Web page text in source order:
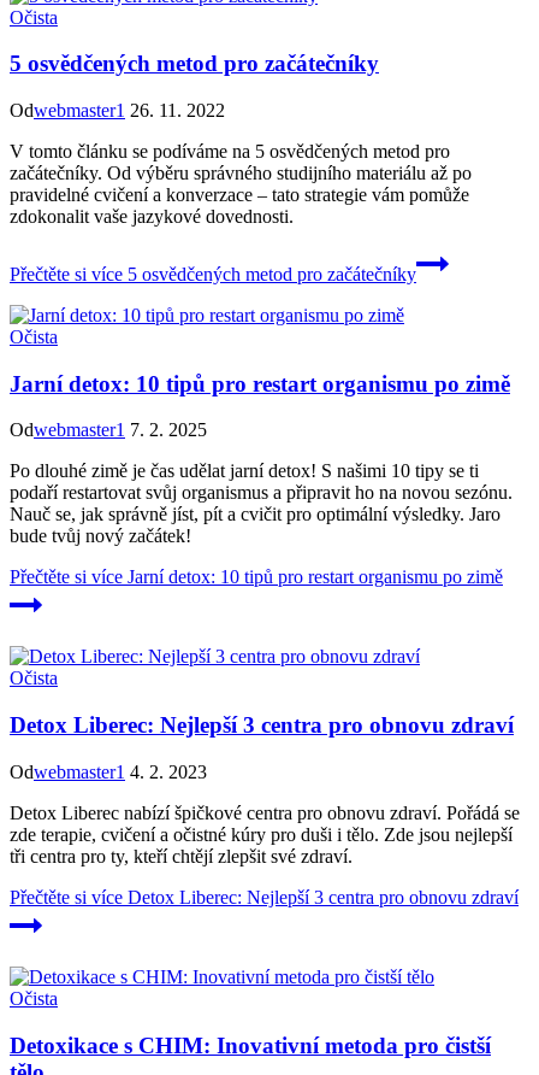
Očista
5 osvědčených metod pro začátečníky
Odwebmaster1 26. 11. 2022
V tomto článku se podíváme na 5 osvědčených metod pro
začátečníky. Od výběru správného studijního materiálu až po
pravidelné cvičení a konverzace – tato strategie vám pomůže
zdokonalit vaše jazykové dovednosti.
Přečtěte si více 5 osvědčených metod pro začátečníky
Očista
Jarní detox: 10 tipů pro restart organismu po zimě
Odwebmaster1 7. 2. 2025
Po dlouhé zimě je čas udělat jarní detox! S našimi 10 tipy se ti
podaří restartovat svůj organismus a připravit ho na novou sezónu.
Nauč se, jak správně jíst, pít a cvičit pro optimální výsledky. Jaro
bude tvůj nový začátek!
Přečtěte si více Jarní detox: 10 tipů pro restart organismu po zimě
Očista
Detox Liberec: Nejlepší 3 centra pro obnovu zdraví
Odwebmaster1 4. 2. 2023
Detox Liberec nabízí špičkové centra pro obnovu zdraví. Pořádá se
zde terapie, cvičení a očistné kúry pro duši i tělo. Zde jsou nejlepší
tři centra pro ty, kteří chtějí zlepšit své zdraví.
Přečtěte si více Detox Liberec: Nejlepší 3 centra pro obnovu zdraví
Očista
Detoxikace s CHIM: Inovativní metoda pro čistší